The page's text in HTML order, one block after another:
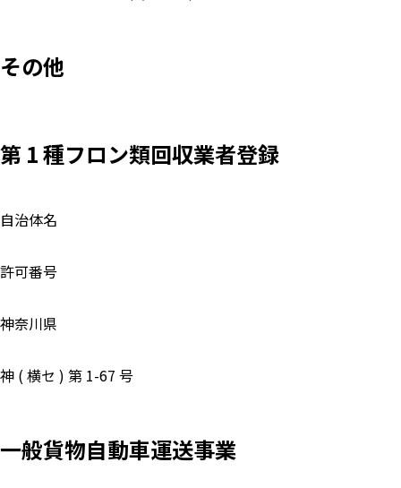
その他
第 1 種フロン類回収業者登録
自治体名
許可番号
神奈川県
神 ( 横セ ) 第 1-67 号
一般貨物自動車運送事業